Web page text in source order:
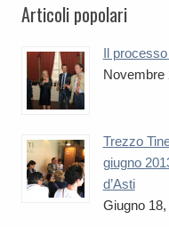
Articoli popolari
Il
Novembre
Trezzo
giugno
d’Asti
Giugno 18,